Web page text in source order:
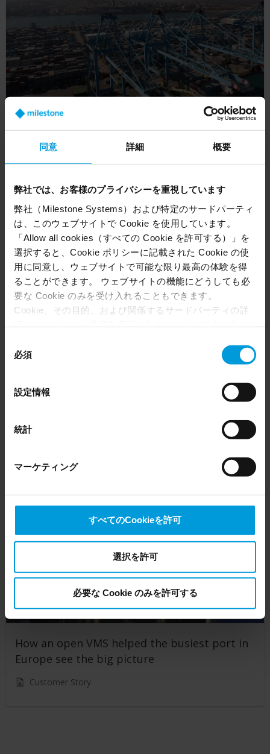
同意 詳細 概要
弊社では、お客様のプライバシーを重視しています
弊社（Milestone Systems）および特定のサードパーティ
は、このウェブサイトで Cookie を使用しています。
「Allow all cookies（すべての Cookie を許可する）」を
選択すると、Cookie ポリシーに記載された Cookie の使
用に同意し、ウェブサイトで可能な限り最高の体験を得
ることができます。 ウェブサイトの機能にどうしても必
要な Cookie のみを受け入れることもできます。
Cookie、その目的、および関係するサードパーティの詳
いつでも同意を撤回できます。
agreements and model clauses with our third-party
providers’ European entities, we shall inform you that the
that, from an EU perspective (please see latest status
), for US owned companies (such as Microsoft and
the US, as they may possibly be required to give data
transfers your personal data to the US either based on
your consent, and for Microsoft also based on
Milestone’s legitimate interest. Please click ‘Show details’
for more information.
必須
設定情報
統計
マーケティング
すべてのCookieを許可
選択を許可
必要な Cookie のみを許可する
Port of Algeciras ranks most efficient and
anchors security with flexible video
management software
Customer Story
Port of Livorno anchors safety with efficient
operations steered by customizable video
How an open VMS helped the busiest port in
Europe see the big picture
Customer Story